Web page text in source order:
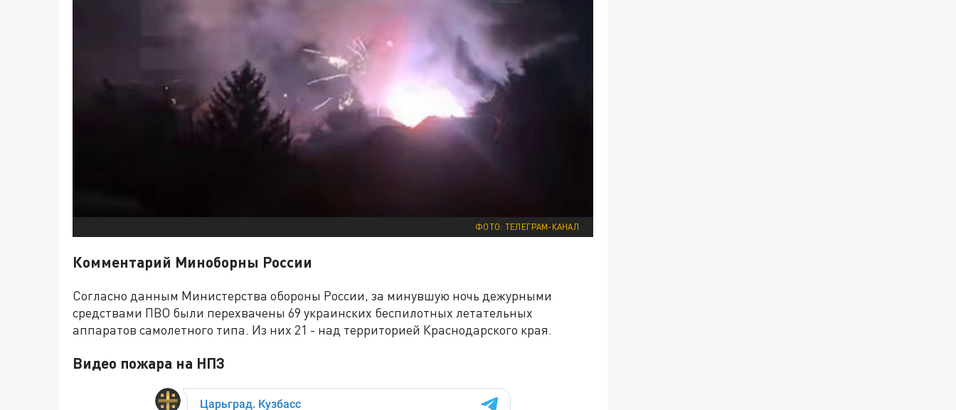
ФОТО: ТЕЛЕГРАМ-КАНАЛ
Комментарий Миноборны России
Согласно данным Министерства обороны России, за минувшую ночь дежурными
средствами ПВО были перехвачены 69 украинских беспилотных летательных
аппаратов самолетного типа. Из них 21 - над территорией Краснодарского края.
Видео пожара на НПЗ